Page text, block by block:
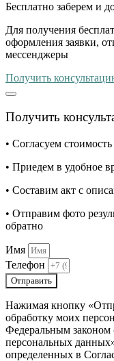
Бесплатно заберем и
Для получения
оформления заявки,
мессенджеры
Получить
Получить
• Согласуем
• Приедем в удобное
• Составим акт с
• Отправим фото
обратно
Имя
Телефон
Отправить
Нажимая кнопку
обработку моих
Федеральным
персональных
определенных в